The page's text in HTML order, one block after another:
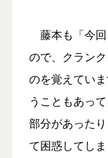
藤本も「今
ので、クラン
のを覚えてい
うこともあっ
部分があった
て困惑してし